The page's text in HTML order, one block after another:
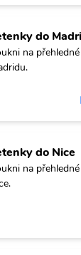
do
na
do Nice
na